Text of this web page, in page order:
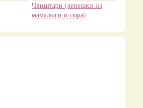
Чвиштари (лепешки из
мамалыги и сыра)